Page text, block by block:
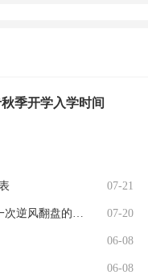
季开学入学时间
07-21
风翻盘的机会 07-20
06-08
06-08